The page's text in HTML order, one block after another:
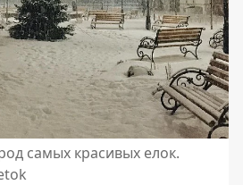
самых красивых елок.